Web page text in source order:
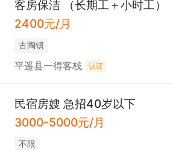
客房保洁 （长期工＋小时工）
2400元/月
古陶镇
平遥县一得客栈 认证
民宿房嫂 急招40岁以下
3000-5000元/月
不限